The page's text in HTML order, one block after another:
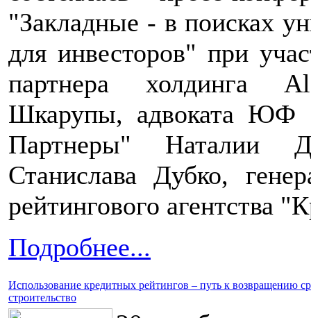
"Закладные - в поисках
для инвесторов" при
партнера холдинга
Шкарупы, адвоката ЮФ
Партнеры" Наталии
Станислава Дубко,
рейтингового агентства
Подробнее...
Использование кредитных рейтингов – путь к возвращению
строительство